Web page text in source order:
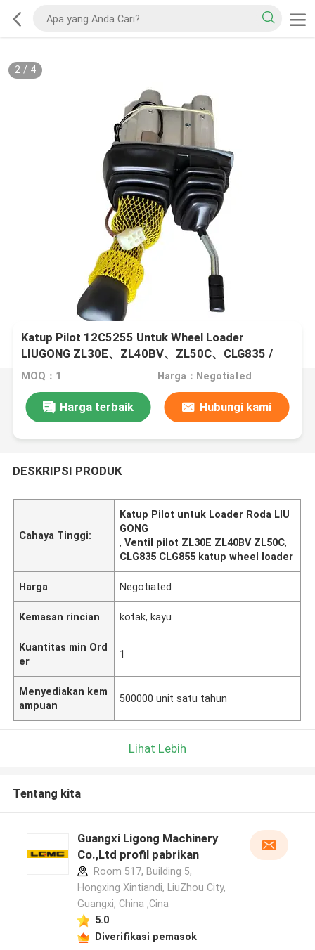
2/ 4
Katup Pilot 12C5255 Untuk Wheel Loader
LIUGONG ZL30E、ZL40BV、ZL50C、CLG835 /
CLG835II、CLG855
MOQ：1 Harga：Negotiated
Harga terbaik Hubungi kami
DESKRIPSI PRODUK
Cahaya Tinggi:
Katup Pilot untuk Loader Roda LIU
GONG
,Ventil pilot ZL30E ZL40BV ZL50C,
CLG835 CLG855 katup wheel loader
Harga Negotiated
Kemasan rincian kotak, kayu
Kuantitas min Ord
er
1
Menyediakan kem
ampuan
500000 unit satu tahun
Lihat Lebih
Tentang kita
Guangxi Ligong Machinery
Co.,Ltd profil pabrikan
Room 517, Building 5,
Hongxing Xintiandi, LiuZhou City,
Guangxi, China ,Cina
5.0
Diverifikasi pemasok